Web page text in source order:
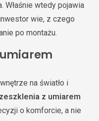
Właśnie wtedy pojawia
wie, z czego
po montażu.
umiarem
na światło i
z umiarem
o komforcie, a nie